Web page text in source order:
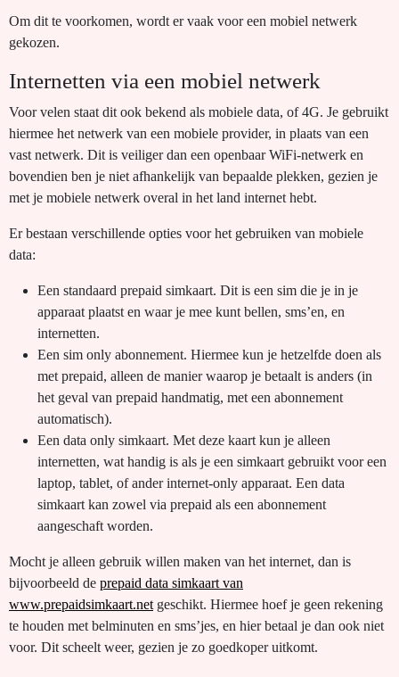
Om dit te voorkomen, wordt er vaak voor een mobiel netwerk
gekozen.
Internetten via een mobiel netwerk
Voor velen staat dit ook bekend als mobiele data, of 4G. Je gebruikt
hiermee het netwerk van een mobiele provider, in plaats van een
vast netwerk. Dit is veiliger dan een openbaar WiFi-netwerk en
bovendien ben je niet afhankelijk van bepaalde plekken, gezien je
met je mobiele netwerk overal in het land internet hebt.
Er bestaan verschillende opties voor het gebruiken van mobiele
data:
Een standaard prepaid simkaart. Dit is een sim die je in je
apparaat plaatst en waar je mee kunt bellen, sms’en, en
internetten.
Een sim only abonnement. Hiermee kun je hetzelfde doen als
met prepaid, alleen de manier waarop je betaalt is anders (in
het geval van prepaid handmatig, met een abonnement
automatisch).
Een data only simkaart. Met deze kaart kun je alleen
internetten, wat handig is als je een simkaart gebruikt voor een
laptop, tablet, of ander internet-only apparaat. Een data
simkaart kan zowel via prepaid als een abonnement
aangeschaft worden.
Mocht je alleen gebruik willen maken van het internet, dan is
bijvoorbeeld de prepaid data simkaart van
www.prepaidsimkaart.net geschikt. Hiermee hoef je geen rekening
te houden met belminuten en sms’jes, en hier betaal je dan ook niet
voor. Dit scheelt weer, gezien je zo goedkoper uitkomt.